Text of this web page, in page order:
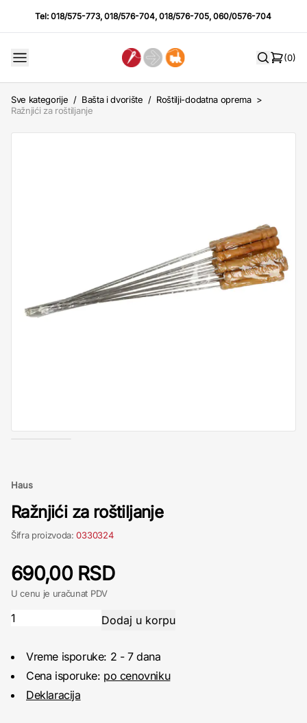
Tel:018/575-773,018/576-704,018/576-705,060/0576-704
(0)
Sve kategorije / Bašta i dvorište / Roštilji-dodatna oprema >
Ražnjići za roštiljanje
Haus
Ražnjići za roštiljanje
Šifra proizvoda:0330324
690,00 RSD
U cenu je uračunat PDV
Vreme isporuke: 2 - 7 dana
Cena isporuke: po cenovniku
Deklaracija